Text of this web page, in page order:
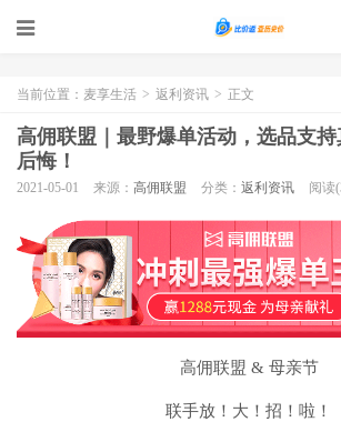
当前位置： 麦享生活 > 返利资讯 > 正文
高佣联盟｜最野爆单活动，选品支
后悔！
2021-05-01 来源： 高佣联盟 分类： 返利资讯 阅读
高佣联盟 & 母亲节
联手放！大！招！啦！